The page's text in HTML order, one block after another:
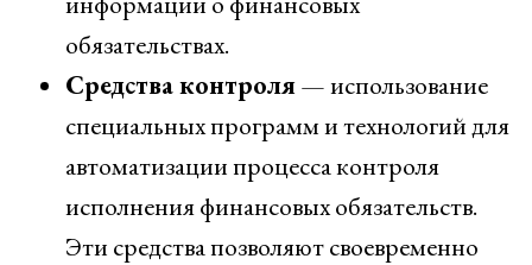
обязательствах.
Средства контроля— использование
специальных программ и технологий для
автоматизации процесса контроля
исполнения финансовых обязательств.
Эти средства позволяют своевременно